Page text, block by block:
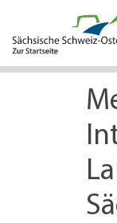
Hauptinhalt
Service